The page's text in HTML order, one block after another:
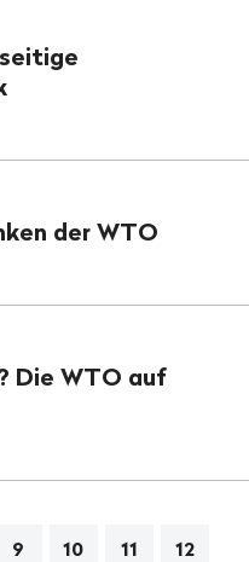
der WTO
Die WTO auf
9 10 11 12